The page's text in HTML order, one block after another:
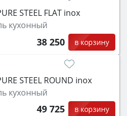
STEEL FLAT inox
кухонный
38 250 в корзину
STEEL ROUND inox
кухонный
49 725 в корзину